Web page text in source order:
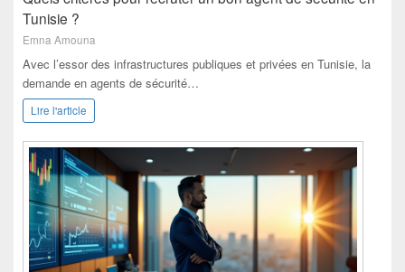
Tunisie ?
Emna Amouna
Avec l’essor des infrastructures publiques et privées en Tunisie, la
demande en agents de sécurité…
Lire l'article